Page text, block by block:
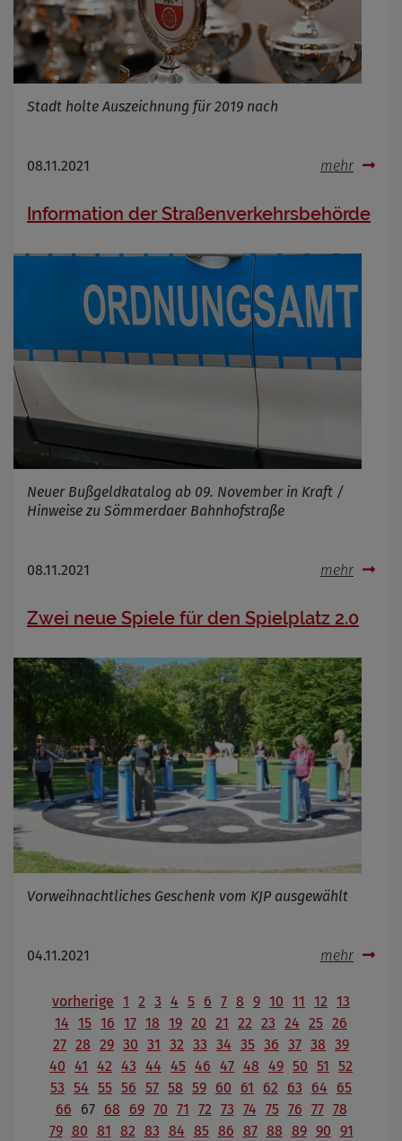
Stadt holte Auszeichnung für 2019 nach
08.11.2021 mehr
Information der Straßenverkehrsbehörde
Neuer Bußgeldkatalog ab 09. November in Kraft /
Hinweise zu Sömmerdaer Bahnhofstraße
08.11.2021 mehr
Zwei neue Spiele für den Spielplatz 2.0
Vorweihnachtliches Geschenk vom KJP ausgewählt
04.11.2021 mehr
vorherige 1 2 3 4 5 6 7 8 9 10 11 12 13
14 15 16 17 18 19 20 21 22 23 24 25 26
27 28 29 30 31 32 33 34 35 36 37 38 39
40 41 42 43 44 45 46 47 48 49 50 51
52
53 54 55 56 57 58 59 60 61 62 63 64
65
66
67 68 69 70 71 72 73 74 75 76 77 78
79 80 81 82 83 84 85 86 87 88 89 90 91